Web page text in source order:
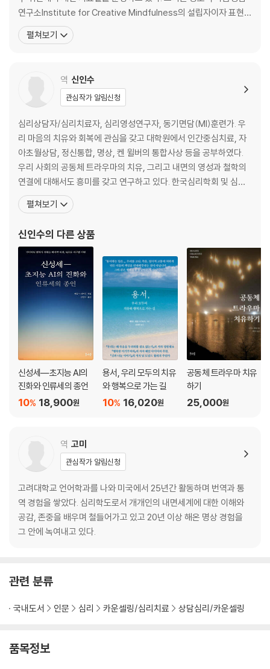
구호와 회복 격언에 신경 쓰기•32 / 12단계에서의 잠재적 함정들•45 / 모
6장 트라우마를 세심하게 다루기 •177
상대방의 눈높이에서 만나기 / 안전함에 대하여 / 유연함 그리고 변화의
단계 / 회복 구호와 12단계에서 언어 문제의 해결 / 어떤 프로그램도 모든
것을 알지는 못한다 / 회복 전략: 변화의 단계
7장 중독 회복에서 몸의 중요성 •209
생각이 아니라 실행으로 / 마음챙김, 몸챙김 대처 전략들 / 회복 전략: 실행
하며 배우기
8장 치유는 관계를 통해 이루어진다 •257
쇠 / 회복 전략: 자기평가 / 온 마을이 함께해야 한다: 다층적 관계망 형성 /
회복 전략: 입장 바꿔 생각해보기―공감 키우기 기술
9장 회복 자본을 쌓아가는 최상의 방식들 •283
회복 자본의 기초 / 회복 전략: 자원 및 회복 자본에 접근하기 / 회복 전략:
자산 및 부채 / 회복 자본은 어떻게 심층 작업을 위한 마당을 열 수 있는가 /
마음 준비 대 실행 준비
10장 트라우마 사건의 재처리 그리고 재통합 전략 •305
안정화 작업에서 처리 작업까지: 추가적인 평가 문항들 / 감정 공포증 다루
기 / 트라우마 처리 작업 촉진하기 / 재처리에서 재통합까지 / 회복 전략:
효과 있는 치유 방식 찾아보기
다양성을 존중하는 일이 왜 중요할까 / 포용 그리고 응답 / 회복으로 가는
여러 갈래 길 / 회복 전략: 억압적 인지에서 배우기
12장 영성의 다양성 껴안기 •379
영적 학대의 현실 / 영성의 다양성과 영적 융합 / 결론―우리 모두는 서로
를 고향으로 바래다주고 있을 뿐이다 / 회복 전략: ‘서로를 고향으로 바래
다주고 있다’는 의미는?
찾아보기 _ 인명 및 사항 •432 / 저서 •449 / 12단계 •450
연구소Institute for Creative Mindfulness의 설립자이자 표현예
술치료 분야의 ‘댄싱 마음챙김Dancing Mindfulness’ 작업의 개발
이기도 하다. 또한 표현예술 프로그램의 일환으로 ‘임상가를 위한 요
펼쳐보기
역 신인수
관심작가 알림신청
심리상담자/심리치료자, 심리영성연구자, 동기면담(MI)훈련가. 우
리 마음의 치유와 회복에 관심을 갖고 대학원에서 인간중심치료, 자
아초월상담, 정신통합, 명상, 켄 윌버의 통합사상 등을 공부하였다.
우리 사회의 공동체 트라우마의 치유, 그리고 내면의 영성과 철학의
연결에 대해서도 흥미를 갖고 연구하고 있다. 한국심리학회 및 심리
상담/심리치료 관련 여러 학회에서 정회원으로 활동 중이고, 인간중
심치료·내면가족체계치료(IFS)·감각운동심리치료(SP)·인지행동치
왔으며, 법무부와 서울대 대학생활문화원, 민간 심리상담센터 등
펼쳐보기
신인수의 다른 상품
신성세―초지능 AI의
진화와 인류세의 종언
18,900원
10%
용서, 우리 모두의 치유
와 행복으로 가는 길
16,020원
10%
공동체 트라우마 치유
하기
25,000원
역 고미
관심작가 알림신청
고려대학교 언어학과를 나와 미국에서 25년간 활동하며 번역과 통
역 경험을 쌓았다. 심리학도로서 개개인의 내면세계에 대한 이해와
공감, 존중을 배우며 철들어가고 있고 20년 이상 해온 명상 경험을
그 안에 녹여내고 있다.
관련 분류
국내도서 인문 심리 카운셀링/심리치료 상담심리/카운셀링
품목정보